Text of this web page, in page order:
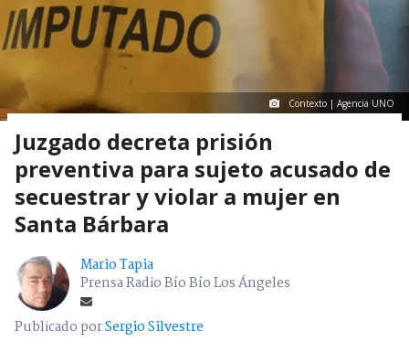
Contexto | Agencia UNO
Juzgado decreta prisión
preventiva para sujeto acusado de
secuestrar y violar a mujer en
Santa Bárbara
Mario Tapia
Prensa Radio Bío Bío Los Ángeles
Publicado porSergio Silvestre